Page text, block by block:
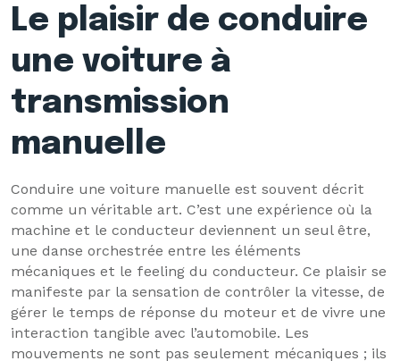
Le plaisir de conduire
une voiture à
transmission
manuelle
Conduire une voiture manuelle est souvent décrit
comme un véritable art. C’est une expérience où la
machine et le conducteur deviennent un seul être,
une danse orchestrée entre les éléments
mécaniques et le feeling du conducteur. Ce plaisir se
manifeste par la sensation de contrôler la vitesse, de
gérer le temps de réponse du moteur et de vivre une
interaction tangible avec l’automobile. Les
mouvements ne sont pas seulement mécaniques ; ils